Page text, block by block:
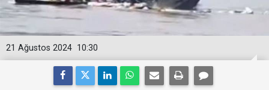
10:30
21 Ağustos 2024